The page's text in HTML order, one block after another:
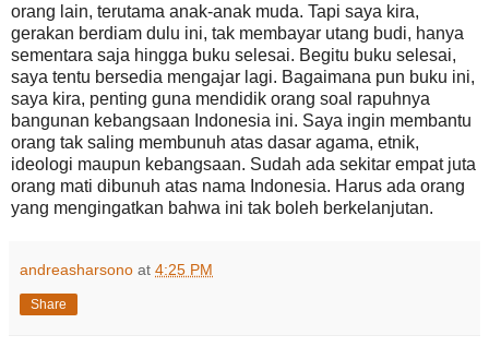
orang lain, terutama anak-anak muda. Tapi saya kira,
gerakan berdiam dulu ini, tak membayar utang budi, hanya
sementara saja hingga buku selesai. Begitu buku selesai,
saya tentu bersedia mengajar lagi. Bagaimana pun buku ini,
saya kira, penting guna mendidik orang soal rapuhnya
bangunan kebangsaan Indonesia ini. Saya ingin membantu
orang tak saling membunuh atas dasar agama, etnik,
ideologi maupun kebangsaan. Sudah ada sekitar empat juta
orang mati dibunuh atas nama Indonesia. Harus ada orang
yang mengingatkan bahwa ini tak boleh berkelanjutan.
andreasharsono at 4:25 PM
Share